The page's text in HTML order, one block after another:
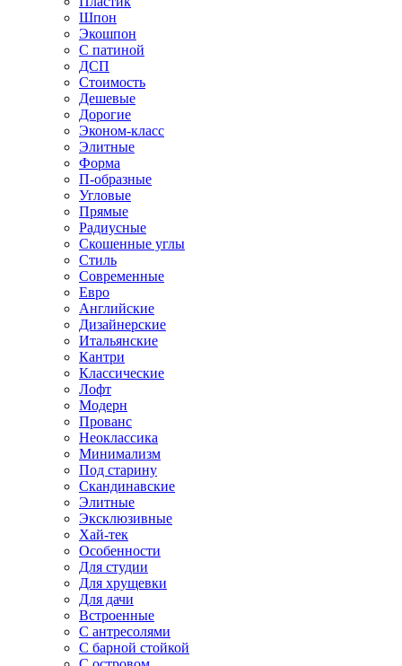
Шпон
Экошпон
С патиной
ДСП
Стоимость
Дешевые
Дорогие
Эконом-класс
Элитные
Форма
П-образные
Угловые
Прямые
Радиусные
Скошенные углы
Стиль
Современные
Евро
Английские
Дизайнерские
Итальянские
Кантри
Классические
Лофт
Модерн
Прованс
Неоклассика
Минимализм
Под старину
Скандинавские
Элитные
Эксклюзивные
Хай-тек
Особенности
Для студии
Для хрущевки
Для дачи
Встроенные
С антресолями
С барной стойкой